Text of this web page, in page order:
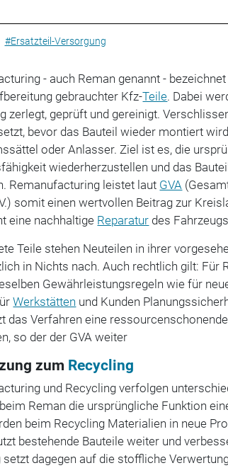
#Ersatzteil-Versorgung
- auch Reman genannt -
gebrauchter Kfz-Teile. Dabei
zerlegt, geprüft und gereinigt.
bevor das Bauteil wieder montiert
oder Anlasser. Ziel ist es, die
wiederherzustellen und das
Remanufacturing leistet laut GVA
somit einen wertvollen Beitrag zur
eine nachhaltige Reparatur des
Teile stehen Neuteilen in ihrer
in Nichts nach. Auch rechtlich gilt: Für
Gewährleistungsregeln wie für
Werkstätten und Kunden
das Verfahren eine
so der der GVA weiter
zum Recycling
und Recycling verfolgen
Reman die ursprüngliche Funktion
beim Recycling Materialien in neue
bestehende Bauteile weiter und
setzt dagegen auf die stoffliche